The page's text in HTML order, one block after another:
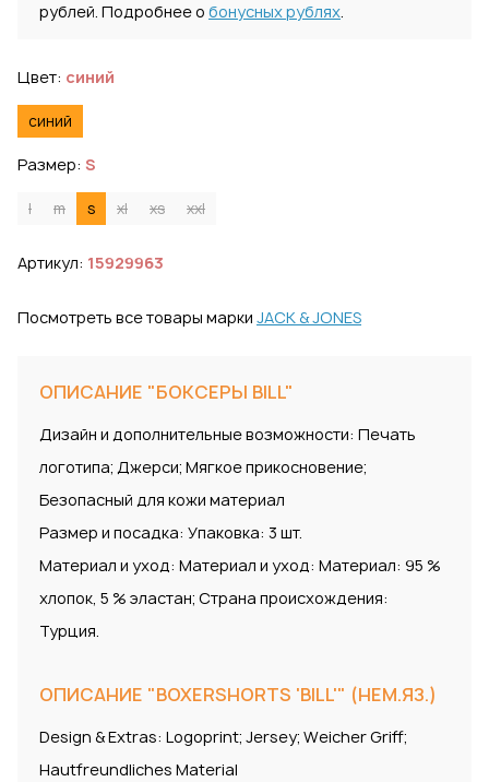
рублей. Подробнее о бонусных рублях.
Цвет: синий
синий
Размер: S
l m s xl xs xxl
Артикул: 15929963
Посмотреть все товары марки JACK & JONES
ОПИСАНИЕ "БОКСЕРЫ BILL"
Дизайн и дополнительные возможности: Печать
логотипа; Джерси; Мягкое прикосновение;
Безопасный для кожи материал
Размер и посадка: Упаковка: 3 шт.
Материал и уход: Материал и уход: Материал: 95 %
хлопок, 5 % эластан; Страна происхождения:
Турция.
ОПИСАНИЕ "BOXERSHORTS 'BILL'" (НЕМ.ЯЗ.)
Design & Extras: Logoprint; Jersey; Weicher Griff;
Hautfreundliches Material